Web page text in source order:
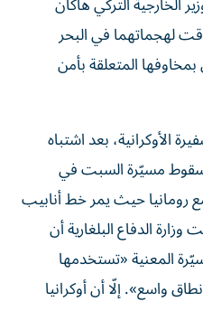
لهجماتهما في البحر
بمخاوفها المتعلقة بأمن
الأوكرانية، بعد اشتباه
مسيّرة السبت في
رومانيا حيث يمر خط أنابيب
الدفاع البلغارية أن
المعنية «تستخدمها
واسع». إلّا أن أوكرانيا